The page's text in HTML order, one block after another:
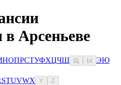
в Арсеньеве
НОПРСТУФХЦЧШ Ы ЭЮ
STUVWX Y Z